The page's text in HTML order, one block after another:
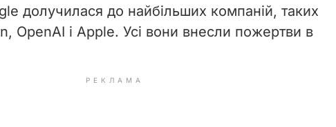
e
o
долучилася до найбільших компаній, таких
OpenAI і Apple. Усі вони внесли пожертви в
РЕКЛАМА